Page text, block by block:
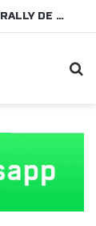
MAGAZINE RALIS ONLINE / VODAFONE RALLY DE PORTUGAL 2026